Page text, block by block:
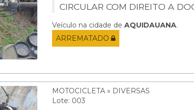
CIRCULAR COM DIREITO A
Veículo na cidade de AQUIDAUANA.
ARREMATADO
MOTOCICLETA » DIVERSAS
Lote: 003